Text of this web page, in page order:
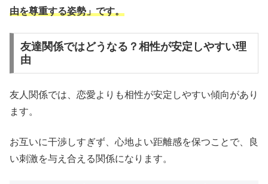
由を尊重する姿勢」です。
友達関係ではどうなる？相性が安定しやすい理
由
友人関係では、恋愛よりも相性が安定しやすい傾向があり
ます。
お互いに干渉しすぎず、心地よい距離感を保つことで、良
い刺激を与え合える関係になります。